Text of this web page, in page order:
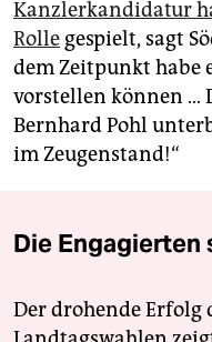
Kanzlerkandidatur
Rolle gespielt, sagt
dem Zeitpunkt habe
vorstellen können …
Bernhard Pohl
im Zeugenstand!“
Die Engagierten
Der drohende Erfolg